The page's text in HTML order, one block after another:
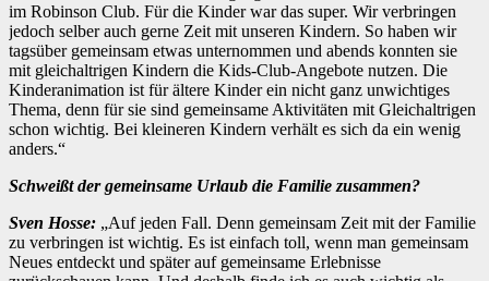
im Robinson Club. Für die Kinder war das super. Wir verbringen
jedoch selber auch gerne Zeit mit unseren Kindern. So haben wir
tagsüber gemeinsam etwas unternommen und abends konnten sie
mit gleichaltrigen Kindern die Kids-Club-Angebote nutzen. Die
Kinderanimation ist für ältere Kinder ein nicht ganz unwichtiges
Thema, denn für sie sind gemeinsame Aktivitäten mit Gleichaltrigen
schon wichtig. Bei kleineren Kindern verhält es sich da ein wenig
anders.“
Schweißt der gemeinsame Urlaub die Familie zusammen?
Sven Hosse: „Auf jeden Fall. Denn gemeinsam Zeit mit der Familie
zu verbringen ist wichtig. Es ist einfach toll, wenn man gemeinsam
Neues entdeckt und später auf gemeinsame Erlebnisse